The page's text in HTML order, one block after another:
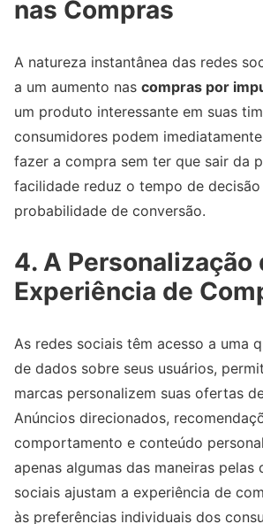
nas Compras
A natureza instantânea das redes
a um aumento nas compras por
um produto interessante em suas
consumidores podem
fazer a compra sem ter que sair da
facilidade reduz o tempo de decisão
probabilidade de conversão.
4. A Personalização
Experiência de
As redes sociais têm acesso a uma
de dados sobre seus usuários,
marcas personalizem suas ofertas
Anúncios direcionados,
comportamento e conteúdo
apenas algumas das maneiras pelas
sociais ajustam a experiência de
às preferências individuais dos